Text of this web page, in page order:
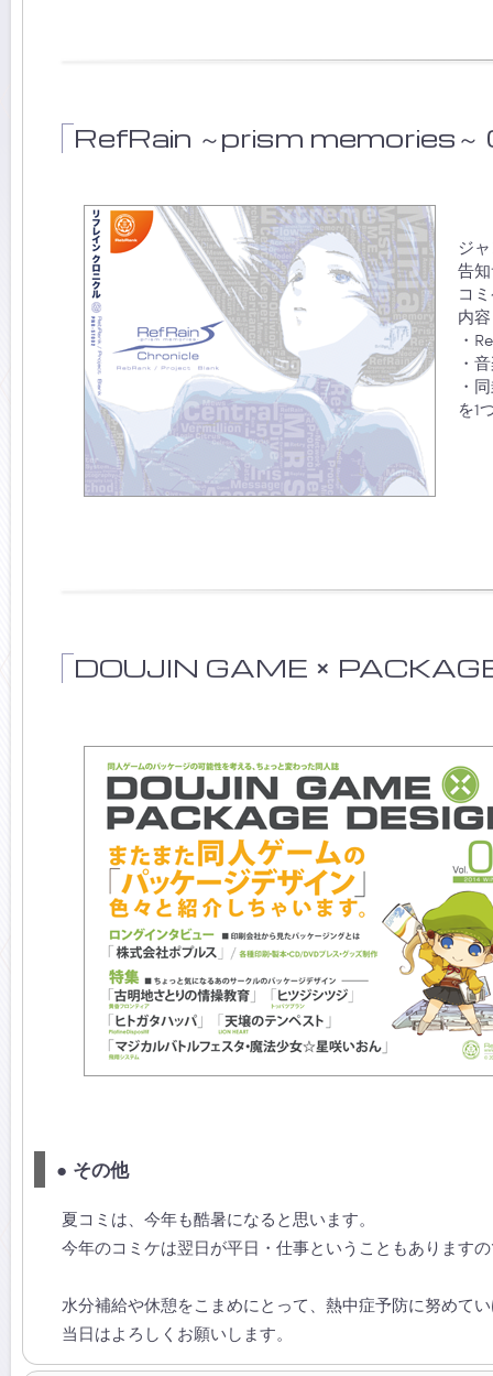
RefRain ～prism memories～
ジ
告
コ
内
・
・
・
を1
DOUJIN GAME ×
● その他
夏コミは、今年も酷暑になると思います。
今年のコミケは翌日が平日・仕事ということもあります
水分補給や休憩をこまめにとって、熱中症予防に努めて
当日はよろしくお願いします。